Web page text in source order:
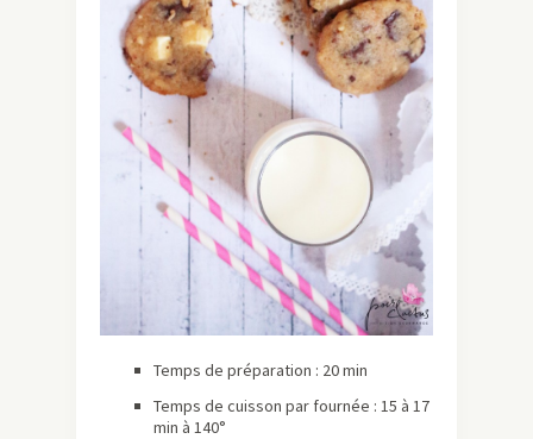
Temps de préparation : 20 min
Temps de cuisson par fournée : 15 à 17
min à 140°